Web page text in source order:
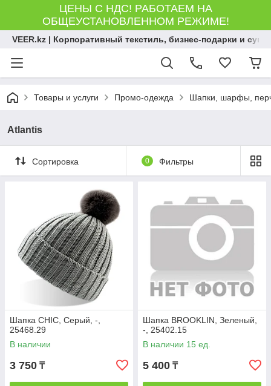
ЦЕНЫ С НДС! РАБОТАЕМ НА
ОБЩЕУСТАНОВЛЕННОМ РЕЖИМЕ!
VEER.kz | Корпоративный текстиль, бизнес-подарки и
Товары и услуги Промо-одежда Шапки, шарфы,
Atlantis
Сортировка 0 Фильтры
Шапка CHIC, Серый, -,
25468.29
В наличии
3 750 ₸
Шапка BROOKLIN, Зеленый,
-, 25402.15
В наличии 15 ед.
5 400 ₸